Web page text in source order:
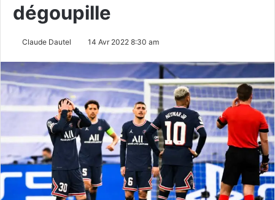
dégoupille
Claude Dautel 14 Avr 2022 8:30 am